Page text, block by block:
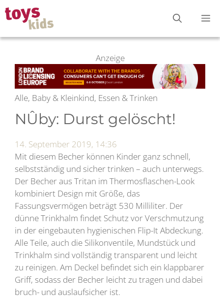
Zum
Inhalt
springen
Anzeige
Alle, Baby & Kleinkind, Essen & Trinken
NÛby: Durst gelöscht!
14. September 2019, 14:36
Mit diesem Becher können Kinder ganz schnell,
selbstständig und sicher trinken – auch unterwegs.
Der Becher aus Tritan im Thermosflaschen-Look
kombiniert Design mit Größe, das
Fassungsvermögen beträgt 530 Milliliter. Der
dünne Trinkhalm findet Schutz vor Verschmutzung
in der eingebauten hygienischen Flip-It Abdeckung.
Alle Teile, auch die Silikonventile, Mundstück und
Trinkhalm sind vollständig transparent und leicht
zu reinigen. Am Deckel befindet sich ein klappbarer
Griff, sodass der Becher leicht zu tragen und dabei
bruch- und auslaufsicher ist.